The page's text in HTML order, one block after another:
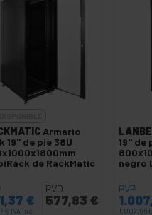
Armario
19'' de pie 38U
de RackMatic
€
€ IVA inc.
PVD
577,83 €
19" de
negro
PVP
1.007,56 €